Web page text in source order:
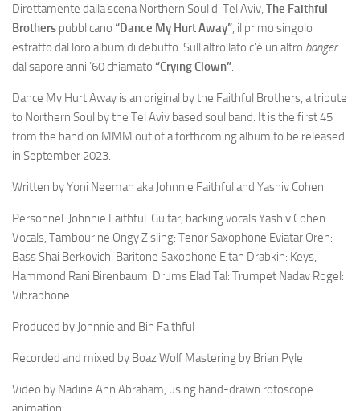
Direttamente dalla scena Northern Soul di Tel Aviv, The Faithful
Brothers pubblicano “Dance My Hurt Away”, il primo singolo
estratto dal loro album di debutto. Sull’altro lato c’è un altro banger
dal sapore anni ’60 chiamato “Crying Clown”.
Dance My Hurt Away is an original by the Faithful Brothers, a tribute
to Northern Soul by the Tel Aviv based soul band. It is the first 45
from the band on MMM out of a forthcoming album to be released
in September 2023.
Written by Yoni Neeman aka Johnnie Faithful and Yashiv Cohen
Personnel: Johnnie Faithful: Guitar, backing vocals Yashiv Cohen:
Vocals, Tambourine Ongy Zisling: Tenor Saxophone Eviatar Oren:
Bass Shai Berkovich: Baritone Saxophone Eitan Drabkin: Keys,
Hammond Rani Birenbaum: Drums Elad Tal: Trumpet Nadav Rogel:
Vibraphone
Produced by Johnnie and Bin Faithful
Recorded and mixed by Boaz Wolf Mastering by Brian Pyle
Video by Nadine Ann Abraham, using hand-drawn rotoscope